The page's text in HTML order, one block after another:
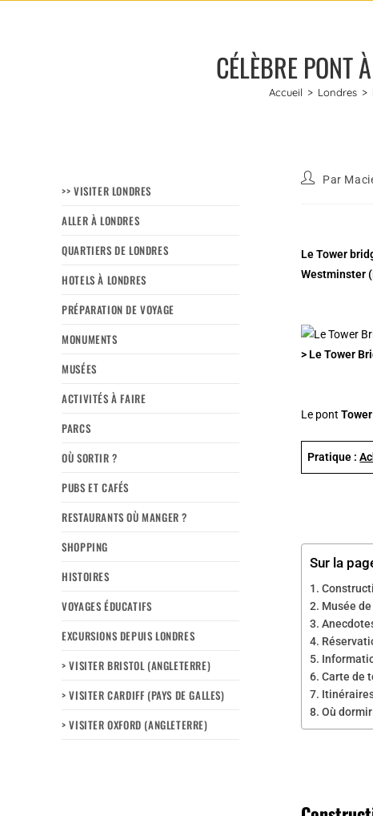
CÉLÈBRE PONT
Accueil > Londres >
>> VISITER LONDRES
ALLER À LONDRES
QUARTIERS DE LONDRES
HOTELS À LONDRES
PRÉPARATION DE VOYAGE
MONUMENTS
MUSÉES
ACTIVITÉS À FAIRE
PARCS
OÙ SORTIR ?
PUBS ET CAFÉS
RESTAURANTS OÙ MANGER ?
SHOPPING
HISTOIRES
VOYAGES ÉDUCATIFS
EXCURSIONS DEPUIS LONDRES
> VISITER BRISTOL (ANGLETERRE)
> VISITER CARDIFF (PAYS DE GALLES)
> VISITER OXFORD (ANGLETERRE)
Par
Le Tower
Westminster
> Le Tower
Le pont
Pratique :
Sur la
Musée
Carte de
Où